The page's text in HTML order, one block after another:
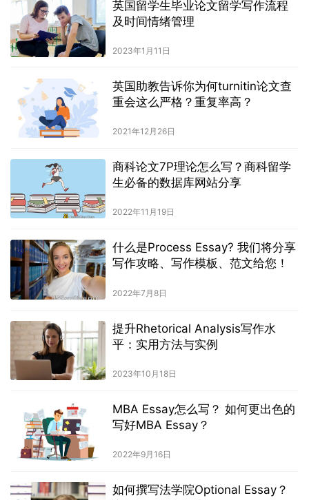
英国留学生毕业论文留学写作流程
及时间情绪管理
2023年1月11日
英国助教告诉你为何turnitin论文查
重会这么严格？重复率高？
2021年12月26日
商科论文7P理论怎么写？商科留学
生必备的数据库网站分享
2022年11月19日
什么是Process Essay? 我们将分享
写作攻略、写作模板、范文给您！
2022年7月8日
提升Rhetorical Analysis写作水
平：实用方法与实例
2023年10月18日
MBA Essay怎么写？ 如何更出色的
写好MBA Essay？
2022年9月16日
如何撰写法学院Optional Essay？